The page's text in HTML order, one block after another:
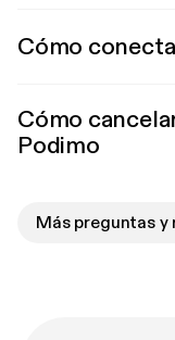
Cómo
Cómo
Podimo
Más preguntas y